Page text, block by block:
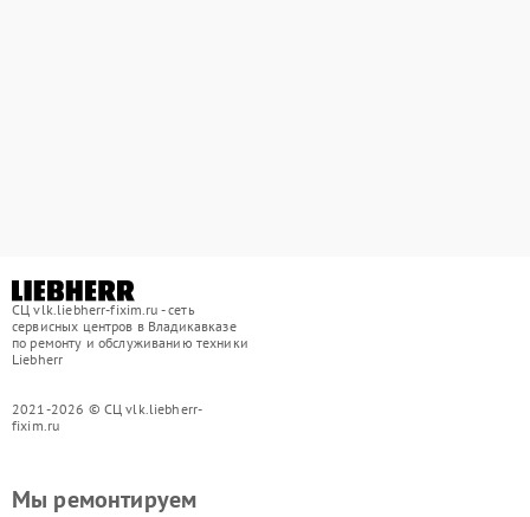
СЦ vlk.liebherr-fixim.ru - сеть
сервисных центров в Владикавказе
по ремонту и обслуживанию техники
Liebherr
2021-2026 © СЦ vlk.liebherr-
fixim.ru
Мы ремонтируем